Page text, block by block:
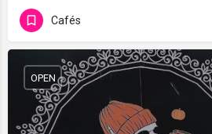
Cafés
OPEN